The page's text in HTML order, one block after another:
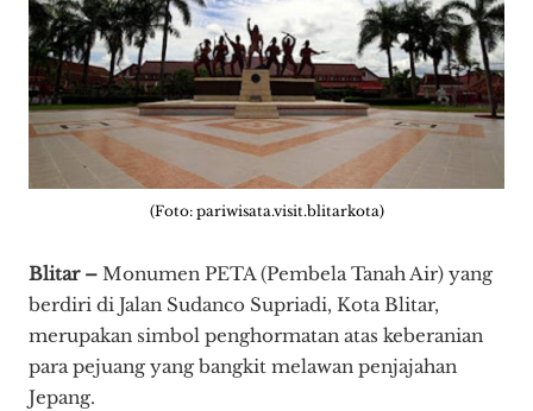
(Foto: pariwisata.visit.blitarkota)
Blitar – Monumen PETA (Pembela Tanah Air) yang
berdiri di Jalan Sudanco Supriadi, Kota Blitar,
merupakan simbol penghormatan atas keberanian
para pejuang yang bangkit melawan penjajahan
Jepang.